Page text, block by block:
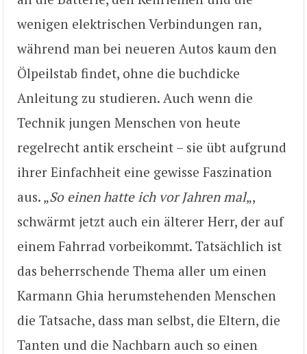
wenigen elektrischen Verbindungen ran,
während man bei neueren Autos kaum den
Ölpeilstab findet, ohne die buchdicke
Anleitung zu studieren. Auch wenn die
Technik jungen Menschen von heute
regelrecht antik erscheint – sie übt aufgrund
ihrer Einfachheit eine gewisse Faszination
aus. „So einen hatte ich vor Jahren mal„,
schwärmt jetzt auch ein älterer Herr, der auf
einem Fahrrad vorbeikommt. Tatsächlich ist
das beherrschende Thema aller um einen
Karmann Ghia herumstehenden Menschen
die Tatsache, dass man selbst, die Eltern, die
Tanten und die Nachbarn auch so einen